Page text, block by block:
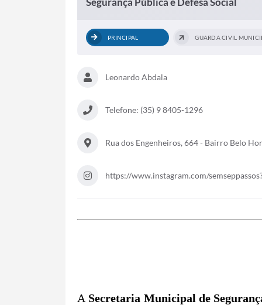
PRINCIPAL GUARDA CIVIL
Leonardo Abdala
Telefone: (35) 9 8405-1296
Rua dos Engenheiros, 664 - Bairro Belo
https://www.instagram.com/
A Secretaria Municipal de